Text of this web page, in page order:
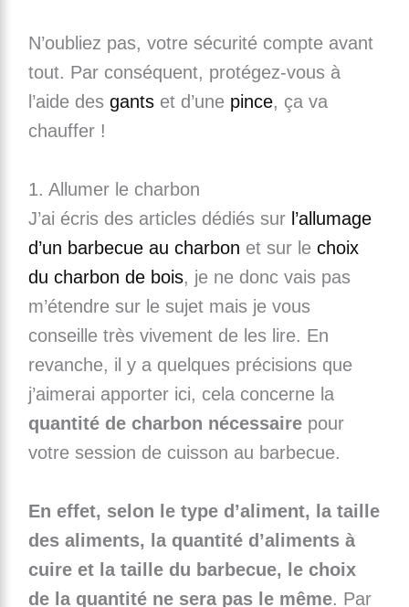
N’oubliez pas, votre sécurité compte avant
tout. Par conséquent, protégez-vous à
l’aide des gantset d’une pince, ça va
chauffer !
1. Allumer le charbon
J’ai écris des articles dédiés sur l’allumage
d’un barbecue au charbon et sur le choix
du charbon de bois, je ne donc vais pas
m’étendre sur le sujet mais je vous
conseille très vivement de les lire. En
revanche, il y a quelques précisions que
j’aimerai apporter ici, cela concerne la
quantité de charbon nécessairepour
votre session de cuisson au barbecue.
En effet, selon le type d’aliment, la taille
des aliments, la quantité d’aliments à
cuire et la taille du barbecue, le choix
de la quantité ne sera pas le même. Par